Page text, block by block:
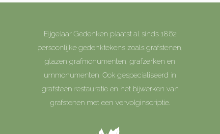
Eijgelaar Gedenken plaatst al sinds 1862
persoonlijke gedenktekens zoals grafstenen,
glazen grafmonumenten, grafzerken en
urnmonumenten. Ook gespecialiseerd in
grafsteen restauratie en het bijwerken van
grafstenen met een vervolginscriptie.